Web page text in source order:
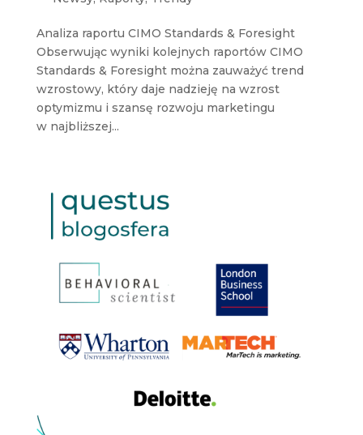
Analiza raportu CIMO Standards & Foresight
Obserwując wyniki kolejnych raportów CIMO
Standards & Foresight można zauważyć trend
wzrostowy, który daje nadzieję na wzrost
optymizmu i szansę rozwoju marketingu
w najbliższej...